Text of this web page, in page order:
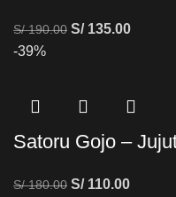
S/190.00 S/135.00
-39%
Satoru Gojo –
S/180.00 S/110.00